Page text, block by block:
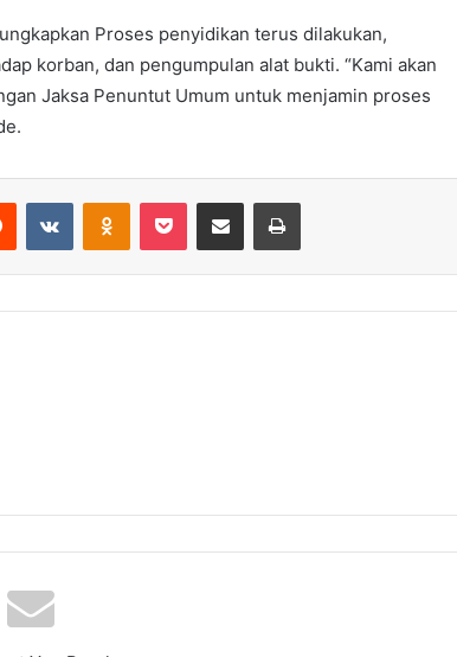
Proses penyidikan terus dilakukan,
korban, dan pengumpulan alat bukti. “Kami akan
Jaksa Penuntut Umum untuk menjamin proses
Reddit VKontakteOdnoklassniki
Pocket Share via Email Print